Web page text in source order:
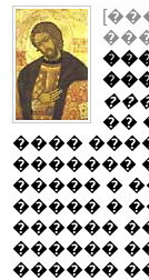
��
����
�������
����� �
����� �
������
������
������